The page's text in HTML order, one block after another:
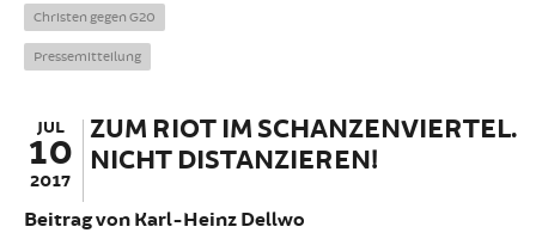
Christen gegen G20
Pressemitteilung
JUL
10
2017
ZUM RIOT IM SCHANZENVIERTEL.
NICHT DISTANZIEREN!
Beitrag von Karl-Heinz Dellwo